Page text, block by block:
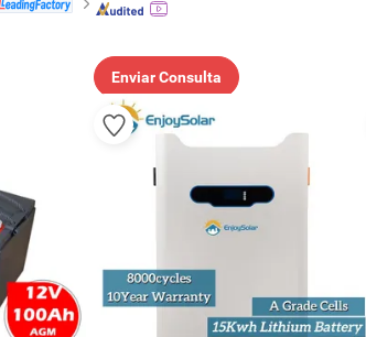
Enviar Consulta